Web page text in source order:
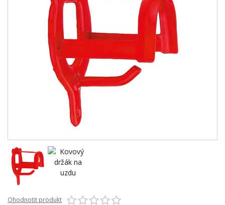
Ohodnotit produkt